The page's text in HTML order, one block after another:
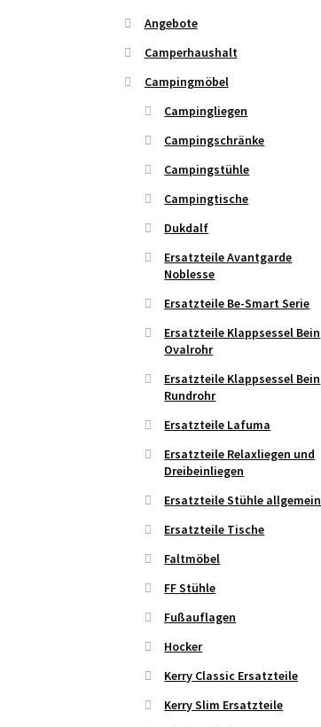
Angebote
Camperhaushalt
Campingmöbel
Campingliegen
Campingschränke
Campingstühle
Campingtische
Dukdalf
Ersatzteile Avantgarde
Noblesse
Ersatzteile Be-Smart Serie
Ersatzteile Klappsessel Bein
Ovalrohr
Ersatzteile Klappsessel Bein
Rundrohr
Ersatzteile Lafuma
Ersatzteile Relaxliegen und
Dreibeinliegen
Ersatzteile Stühle allgemein
Ersatzteile Tische
Faltmöbel
FF Stühle
Fußauflagen
Hocker
Kerry Classic Ersatzteile
Kerry Slim Ersatzteile